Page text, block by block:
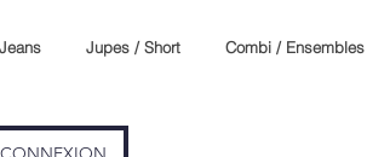
Jupes / Short Combi / Ensembles